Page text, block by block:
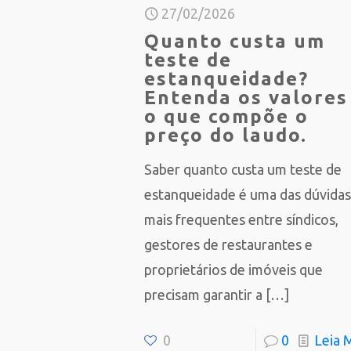
27/02/2026
Quanto custa um
teste de
estanqueidade?
Entenda os valores
o que compõe o
preço do laudo.
Saber quanto custa um teste de
estanqueidade é uma das dúvidas
mais frequentes entre síndicos,
gestores de restaurantes e
proprietários de imóveis que
precisam garantir a […]
0 0 Leia